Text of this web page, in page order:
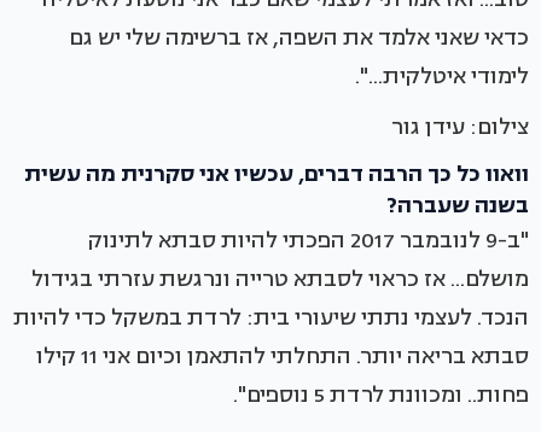
כדאי שאני אלמד את השפה, אז ברשימה שלי יש גם
לימודי איטלקית...".
צילום: עידן גור
וואוו כל כך הרבה דברים, עכשיו אני סקרנית מה עשית
בשנה שעברה?
"ב-9 לנובמבר 2017 הפכתי להיות סבתא לתינוק
מושלם... אז כראוי לסבתא טרייה ונרגשת עזרתי בגידול
הנכד. לעצמי נתתי שיעורי בית: לרדת במשקל כדי להיות
סבתא בריאה יותר. התחלתי להתאמן וכיום אני 11 קילו
פחות.. ומכוונת לרדת 5 נוספים".